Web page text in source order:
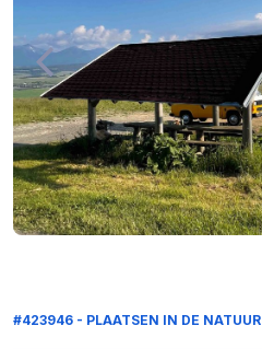
#423946 - PLAATSEN IN DE NATUUR